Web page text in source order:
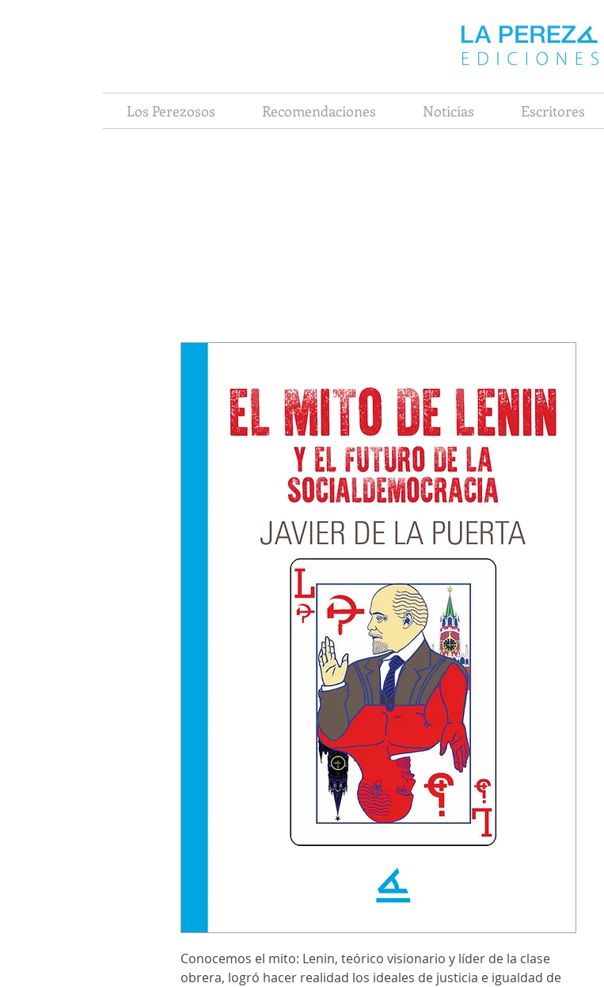
Los Perezosos Recomendaciones Noticias Escritores
Conocemos el mito: Lenin, teórico visionario y líder de la clase
obrera, logró hacer realidad los ideales de justicia e igualdad de